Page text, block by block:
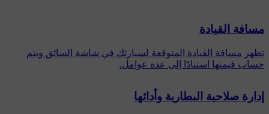
مسافة القيادة
تظهر مسافة القيادة المتوقعة لسيارتك في شاشة السائق ويتم
حساب قيمتها استنادًا إلى عدة عوامل.
إدارة صلاحية البطارية وأدائها